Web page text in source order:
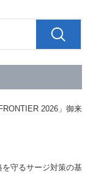
2026」御来
守るサージ対策の基